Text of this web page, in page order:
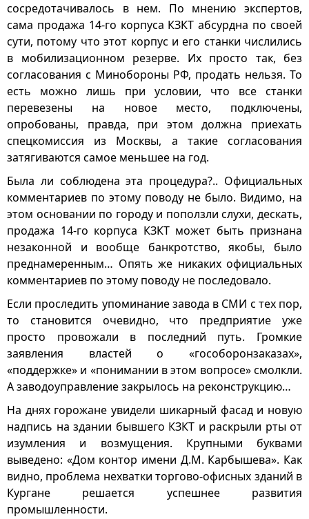
сосредотачивалось в нем. По мнению экспертов,
сама продажа 14-го корпуса КЗКТ абсурдна по своей
сути, потому что этот корпус и его станки числились
в мобилизационном резерве. Их просто так, без
согласования с Минобороны РФ, продать нельзя. То
есть можно лишь при условии, что все станки
перевезены на новое место, подключены,
опробованы, правда, при этом должна приехать
спецкомиссия из Москвы, а такие согласования
затягиваются самое меньшее на год.
Была ли соблюдена эта процедура?.. Официальных
комментариев по этому поводу не было. Видимо, на
этом основании по городу и поползли слухи, дескать,
продажа 14-го корпуса КЗКТ может быть признана
незаконной и вообще банкротство, якобы, было
преднамеренным… Опять же никаких официальных
комментариев по этому поводу не последовало.
Если проследить упоминание завода в СМИ с тех пор,
то становится очевидно, что предприятие уже
просто провожали в последний путь. Громкие
заявления властей о «гособоронзаказах»,
«поддержке» и «понимании в этом вопросе» смолкли.
А заводоуправление закрылось на реконструкцию…
На днях горожане увидели шикарный фасад и новую
надпись на здании бывшего КЗКТ и раскрыли рты от
изумления и возмущения. Крупными буквами
выведено: «Дом контор имени Д.М. Карбышева». Как
видно, проблема нехватки торгово-офисных зданий в
Кургане решается успешнее развития
промышленности.